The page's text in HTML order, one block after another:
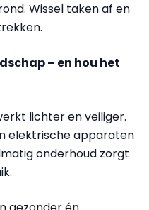
Wissel taken af en
– en hou het
lichter en veiliger.
elektrische apparaten
onderhoud zorgt